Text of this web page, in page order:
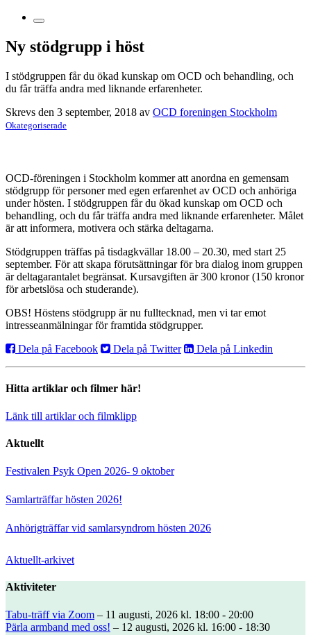
Ny stödgrupp i höst
I stödgruppen får du ökad kunskap om OCD och behandling, och
du får träffa andra med liknande erfarenheter.
Skrevs den 3 september, 2018 av OCD foreningen Stockholm
Okategoriserade
OCD-föreningen i Stockholm kommer att anordna en gemensam
stödgrupp för personer med egen erfarenhet av OCD och anhöriga
under hösten. I stödgruppen får du ökad kunskap om OCD och
behandling, och du får träffa andra med liknande erfarenheter. Målet
är att informera, motivera och stärka deltagarna.
Stödgruppen träffas på tisdagkvällar 18.00 – 20.30, med start 25
september. För att skapa förutsättningar för bra dialog inom gruppen
är deltagarantalet begränsat. Kursavgiften är 300 kronor (150 kronor
för arbetslösa och studerande).
OBS! Höstens stödgrupp är nu fulltecknad, men vi tar emot
intresseanmälningar för framtida stödgrupper.
Dela på Facebook
Dela på Twitter Dela på Linkedin
Hitta artiklar och filmer här!
Länk till artiklar och filmklipp
Aktuellt
Festivalen Psyk Open 2026- 9 oktober
Samlarträffar hösten 2026!
Anhörigträffar vid samlarsyndrom hösten 2026
Aktuellt-arkivet
Aktiviteter
Tabu-träff via Zoom – 11 augusti, 2026 kl. 18:00 - 20:00
Pärla armband med oss! – 12 augusti, 2026 kl. 16:00 - 18:30